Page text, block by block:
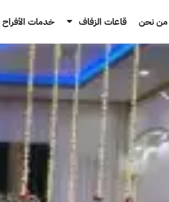
من نحن قاعات الزفاف خدمات الأفراح